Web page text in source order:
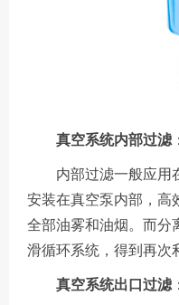
真空系统内部过滤 ：
内部过滤一般应用
安装在真空泵内部，高
全部油雾和油烟。而分
滑循环系统，得到再次
真空系统出口过滤 ：